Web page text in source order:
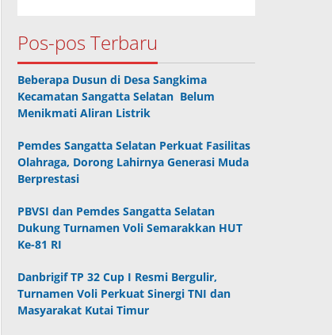
Pos-pos Terbaru
Beberapa Dusun di Desa Sangkima
Kecamatan Sangatta Selatan Belum
Menikmati Aliran Listrik
Pemdes Sangatta Selatan Perkuat Fasilitas
Olahraga, Dorong Lahirnya Generasi Muda
Berprestasi
PBVSI dan Pemdes Sangatta Selatan
Dukung Turnamen Voli Semarakkan HUT
Ke-81 RI
Danbrigif TP 32 Cup I Resmi Bergulir,
Turnamen Voli Perkuat Sinergi TNI dan
Masyarakat Kutai Timur